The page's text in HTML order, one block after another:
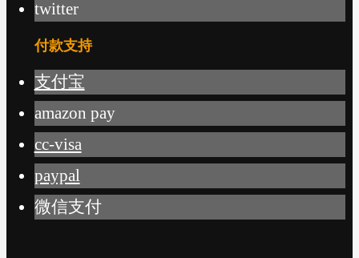
twitter
付款支持
支付宝
amazon pay
cc-visa
paypal
微信支付